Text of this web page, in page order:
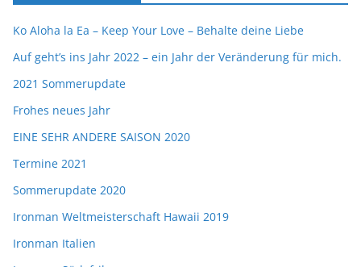
Ko Aloha la Ea – Keep Your Love – Behalte deine Liebe
Auf geht’s ins Jahr 2022 – ein Jahr der Veränderung für mich.
2021 Sommerupdate
Frohes neues Jahr
EINE SEHR ANDERE SAISON 2020
Termine 2021
Sommerupdate 2020
Ironman Weltmeisterschaft Hawaii 2019
Ironman Italien